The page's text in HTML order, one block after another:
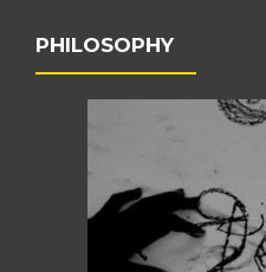
PHILOSOPHY